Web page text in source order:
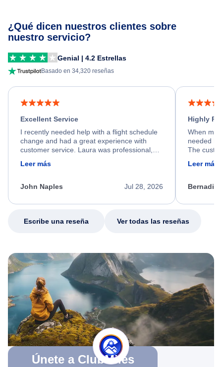
¿Qué dicen nuestros clientes sobre
nuestro servicio?
Genial | 4.2 Estrellas
Basado en 34,320 reseñas
Excellent Service
I recently needed help with a flight schedule
change and had a great experience with
customer service. Laura was professional,
friendly, and very helpful throughout the
process. She quickly found a solution and
appreciate her excellent service.
Leer más
Jul 28, 2026
John Naples
Highly
When my
needed
The
calm,
my issue.
Leer más
Escribe una reseña Ver todas las reseñas
Únete a ClubMiles